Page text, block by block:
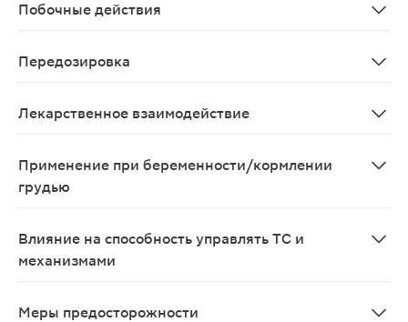
Побочные действия
Передозировка
Лекарственное взаимодействие
Применение при беременности/кормлении
грудью
Влияние на способность управлять ТС и
механизмами
Меры предосторожности